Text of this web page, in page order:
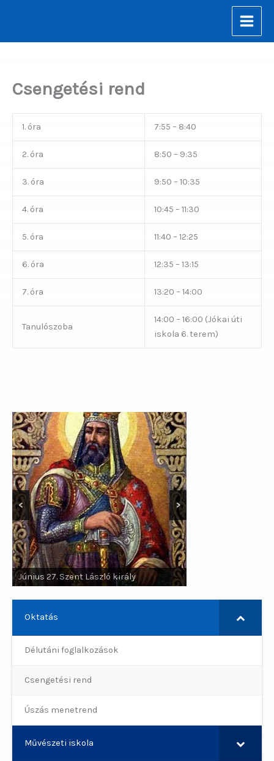
Csengetési rend
1. óra 7:55 – 8:40
2. óra 8:50 – 9:35
3. óra 9:50 – 10:35
4. óra 10:45 – 11:30
5. óra 11:40 – 12:25
6. óra 12:35 – 13:15
7. óra 13:20 – 14:00
Tanulószoba
14:00 – 16:00 (Jókai úti
iskola 6. terem)
Június 27. Szent László király
Június 29. Szent Pál apostol, Szent
Péter apostol
< >
Oktatás
Délutáni foglalkozások
Csengetési rend
Úszás menetrend
Művészeti iskola